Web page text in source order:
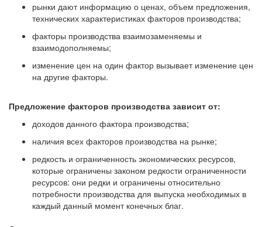
рынки дают информацию о ценах, объем предложения,
технических характеристиках факторов производства;
факторы производства взаимозаменяемы и
взаимодополняемы;
изменение цен на один фактор вызывает изменение цен
на другие факторы.
Предложение факторов производства зависит от:
доходов данного фактора производства;
наличия всех факторов производства на рынке;
редкость и ограниченность экономических ресурсов,
которые ограничены законом редкости ограниченности
ресурсов: они редки и ограничены относительно
потребности производства для выпуска необходимых в
каждый данный момент конечных благ.